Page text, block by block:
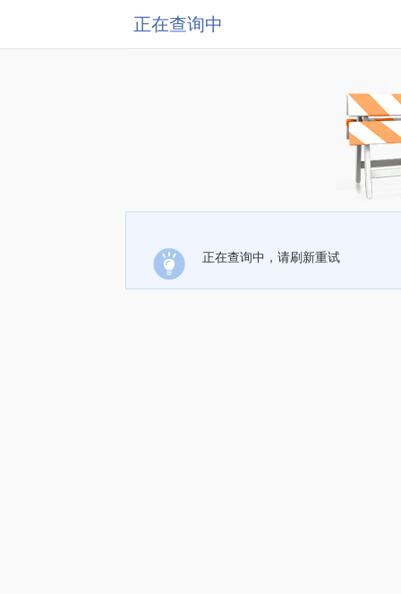
正在查询中
正在查询中，请刷新重试